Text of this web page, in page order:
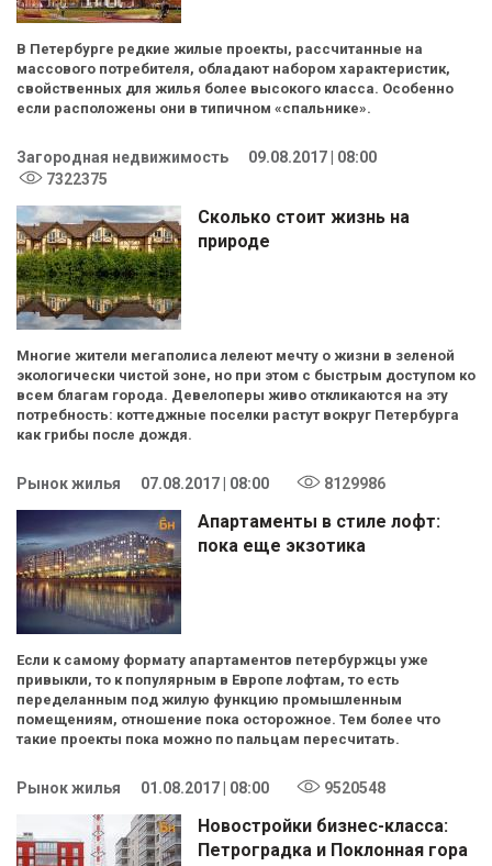
В Петербурге редкие жилые проекты, рассчитанные на
массового потребителя, обладают набором характеристик,
свойственных для жилья более высокого класса. Особенно
если расположены они в типичном «спальнике».
Загородная недвижимость
09.08.2017 | 08:00
7322375
Сколько стоит жизнь на
природе
Многие жители мегаполиса лелеют мечту о жизни в зеленой
экологически чистой зоне, но при этом с быстрым доступом ко
всем благам города. Девелоперы живо откликаются на эту
потребность: коттеджные поселки растут вокруг Петербурга
как грибы после дождя.
Рынок жилья 07.08.2017 | 08:00 8129986
Апартаменты в стиле лофт:
пока еще экзотика
Если к самому формату апартаментов петербуржцы уже
привыкли, то к популярным в Европе лофтам, то есть
переделанным под жилую функцию промышленным
помещениям, отношение пока осторожное. Тем более что
такие проекты пока можно по пальцам пересчитать.
Рынок жилья 01.08.2017 | 08:00 9520548
Новостройки бизнес-класса:
Петроградка и Поклонная гора